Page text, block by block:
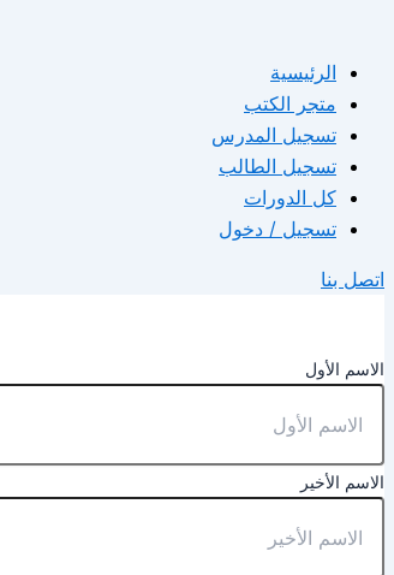
الرئيسية
متجر الكتب
تسجيل المدرس
تسجيل الطالب
كل الدورات
تسجيل / دخول
اتصل بنا
الاسم الأول
الاسم الأخير